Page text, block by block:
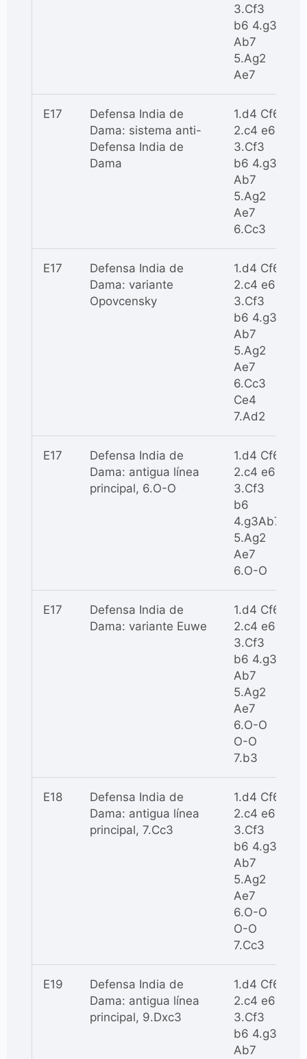
3.Cf3
b6 4.g3
Ab7
5.Ag2
Ae7
E17
Defensa India de
Dama: sistema anti-
Defensa India de
Dama
1.d4 Cf6
2.c4 e6
3.Cf3
b6 4.g3
Ab7
5.Ag2
Ae7
6.Cc3
E17
Defensa India de
Dama: variante
Opovcensky
1.d4 Cf6
2.c4 e6
3.Cf3
b6 4.g3
Ab7
5.Ag2
Ae7
6.Cc3
Ce4
7.Ad2
E17
Defensa India de
Dama: antigua línea
principal, 6.O-O
1.d4 Cf6
2.c4 e6
3.Cf3
b6
4.g3Ab7
5.Ag2
Ae7
6.O-O
E17
Defensa India de
Dama: variante Euwe
1.d4 Cf6
2.c4 e6
3.Cf3
b6 4.g3
Ab7
5.Ag2
Ae7
6.O-O
O-O
7.b3
E18
Defensa India de
Dama: antigua línea
principal, 7.Cc3
1.d4 Cf6
2.c4 e6
3.Cf3
b6 4.g3
Ab7
5.Ag2
Ae7
6.O-O
O-O
7.Cc3
E19
Defensa India de
Dama: antigua línea
principal, 9.Dxc3
1.d4 Cf6
2.c4 e6
3.Cf3
b6 4.g3
Ab7